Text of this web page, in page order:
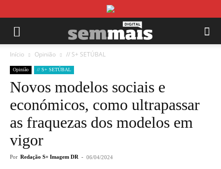
Início Opinião // S+ SETÚBAL
Opinião // S+ SETÚBAL
Novos modelos sociais e
económicos, como ultrapassar
as fraquezas dos modelos em
vigor
Por Redação S+ Imagem DR - 06/04/2024